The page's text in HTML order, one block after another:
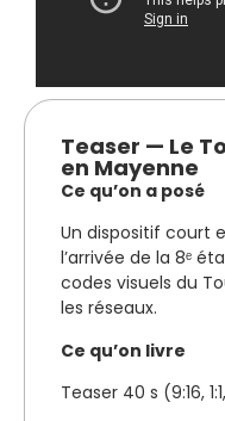
Teaser — Le
en Mayenne
Ce qu’on a posé
Un dispositif court
l’arrivée de la 8ᵉ
codes visuels du
les réseaux.
Ce qu’on livre
Teaser 40 s (9:16,